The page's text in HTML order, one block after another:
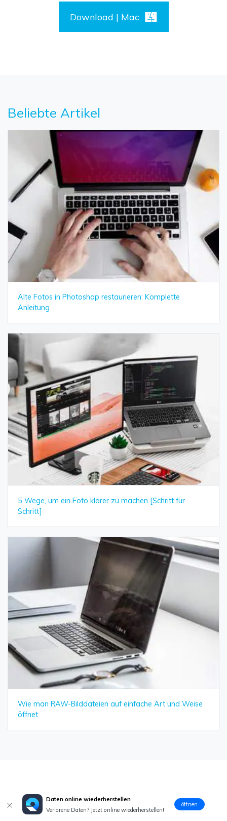
Download | Mac
Beliebte Artikel
Alte Fotos in Photoshop restaurieren: Komplette
Anleitung
5 Wege, um ein Foto klarer zu machen [Schritt für
Schritt]
Wie man RAW-Bilddateien auf einfache Art und Weise
öffnet
Classen Becker
Daten online wiederherstellen
Verlorene Daten? Jetzt online wiederherstellen!
öffnen